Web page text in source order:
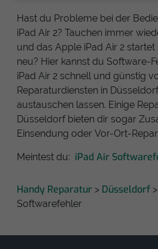
Hast du Probleme bei der
iPad Air 2? Tauchen immer
und das Apple iPad Air 2
neu? Hier kannst du Software-
iPad Air 2 schnell und günstig
Reparaturdiensten in
austauschen lassen. Einige
Düsseldorf bieten dir sogar
Einsendung oder Vor-Ort-
Meintest du: iPad Air
Handy Reparatur > Düsseldorf >
Softwarefehler